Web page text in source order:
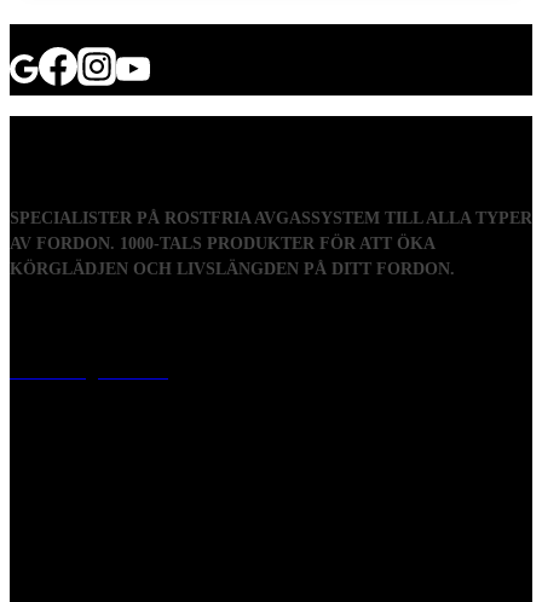
SPECIALISTER PÅ ROSTFRIA AVGASSYSTEM TILL ALLA TYPER
AV FORDON. 1000-TALS PRODUKTER FÖR ATT ÖKA
KÖRGLÄDJEN OCH LIVSLÄNGDEN PÅ DITT FORDON.